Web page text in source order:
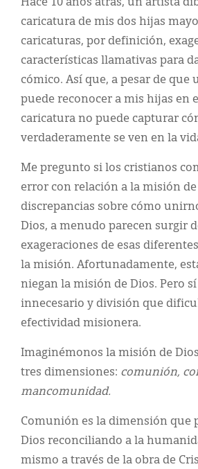
Hace 10 años atrás, un artista
caricatura de mis dos hijas
caricaturas, por definición,
características llamativas para
cómico. Así que, a pesar de que
puede reconocer a mis hijas en
caricatura no puede capturar
verdaderamente se ven en la
Me pregunto si los cristianos
error con relación a la misión de
discrepancias sobre cómo
Dios, a menudo parecen surgir
exageraciones de esas
la misión. Afortunadamente,
niegan la misión de Dios. Pero
innecesario y división que
efectividad misionera.
Imaginémonos la misión de
tres dimensiones: comunión,
mancomunidad.
Comunión es la dimensión que
Dios reconciliando a la
mismo a través de la obra de
About
한국어
Español